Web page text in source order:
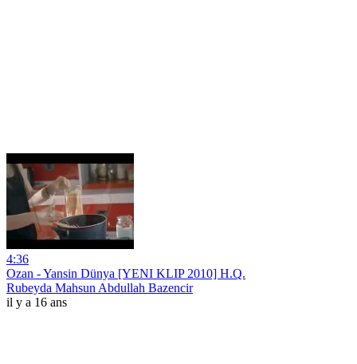
4:36
Ozan - Yansin Dünya [YENI KLIP 2010] H.Q.
Rubeyda Mahsun Abdullah Bazencir
il y a 16 ans